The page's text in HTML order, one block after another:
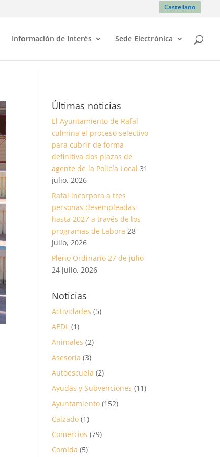
Castellano
Información de Interés Sede Electrónica
Últimas noticias
El Ayuntamiento de Rafal
culmina el proceso selectivo
para cubrir de forma
definitiva dos plazas de
agente de la Policía Local 31
julio, 2026
Rafal incorpora a tres
personas desempleadas
hasta 2027 a través de los
programas de Labora 28
julio, 2026
Pleno Ordinario 27 de julio
24 julio, 2026
Noticias
Actividades (5)
AEDL (1)
Animales (2)
Asesoría (3)
Autoescuela (2)
Ayudas y Subvenciones (11)
Ayuntamiento (152)
Calzado (1)
Comercios (79)
Comida (5)